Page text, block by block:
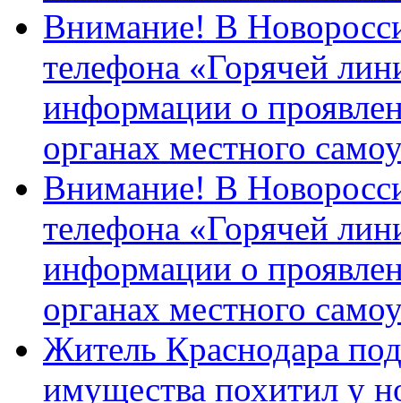
Внимание! В
телефона «Горячей
информации о
органах местного
Внимание! В
телефона «Горячей
информации о
органах местного
Житель Краснодара
имущества похитил у